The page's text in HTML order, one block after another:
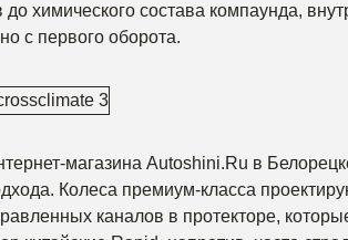
химического состава компаунда,
с первого оборота.
магазина Autoshini.Ru в
Колеса премиум-класса
каналов в протекторе,